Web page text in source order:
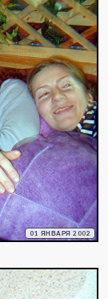
01 ЯНВАРЯ 2002